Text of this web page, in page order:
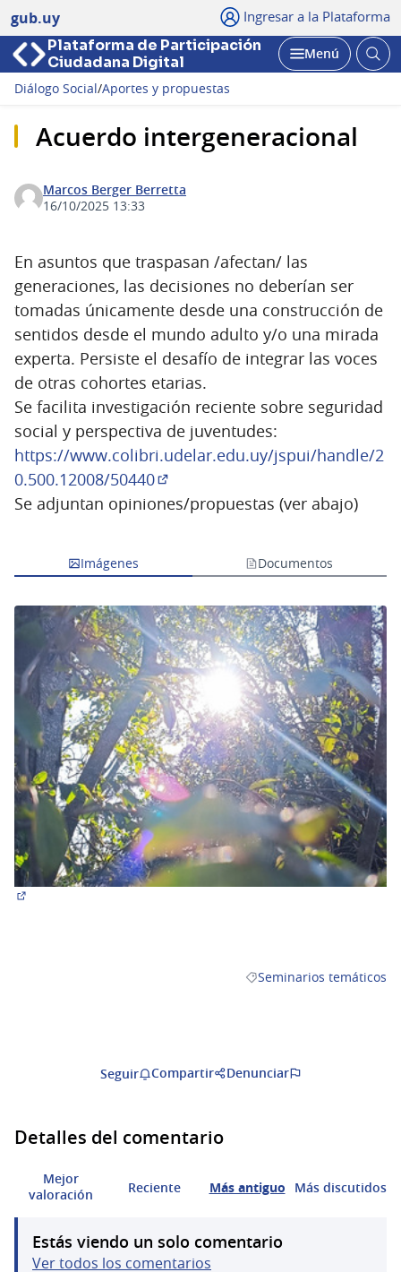
gub.uy Ingresar a la Plataforma
Plataforma de Participación
Ciudadana Digital
Abrir
Menú
Diálogo Social/Aportes y propuestas
Acuerdo intergeneracional
Marcos Berger Berretta
16/10/2025 13:33
En asuntos que traspasan /afectan/ las
generaciones, las decisiones no deberían ser
tomadas únicamente desde una construcción de
sentidos desde el mundo adulto y/o una mirada
experta. Persiste el desafío de integrar las voces
de otras cohortes etarias.
Se facilita investigación reciente sobre seguridad
social y perspectiva de juventudes:
https://www.colibri.udelar.edu.uy/jspui/handle/2
0.500.12008/50440
(Enlace externo)
Se adjuntan opiniones/propuestas (ver abajo)
Imágenes Documentos
Resultados al filtrar por
Seminarios temáticos
Seguir Compartir Denunciar
Detalles del comentario
Mejor
valoración
Reciente Más antiguo Más discutidos
Estás viendo un solo comentario
Ver todos los comentarios